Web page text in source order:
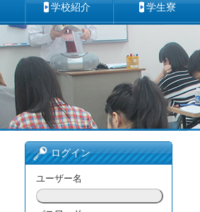
学校紹介 学生寮
ログイン
ユーザー名